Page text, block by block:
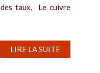
taux. Le cuivre